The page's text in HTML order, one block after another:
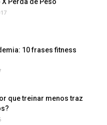
10 frases fitness
que treinar menos traz